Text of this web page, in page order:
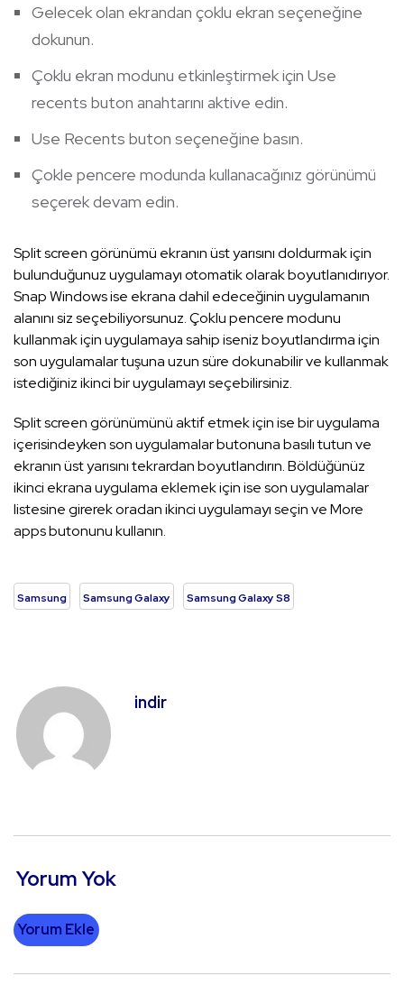
Gelecek olan ekrandan çoklu ekran seçeneğine
dokunun.
Çoklu ekran modunu etkinleştirmek için Use
recents buton anahtarını aktive edin.
Use Recents buton seçeneğine basın.
Çokle pencere modunda kullanacağınız görünümü
seçerek devam edin.
Split screen görünümü ekranın üst yarısını doldurmak için
bulunduğunuz uygulamayı otomatik olarak boyutlanıdırıyor.
Snap Windows ise ekrana dahil edeceğinin uygulamanın
alanını siz seçebiliyorsunuz. Çoklu pencere modunu
kullanmak için uygulamaya sahip iseniz boyutlandırma için
son uygulamalar tuşuna uzun süre dokunabilir ve kullanmak
istediğiniz ikinci bir uygulamayı seçebilirsiniz.
Split screen görünümünü aktif etmek için ise bir uygulama
içerisindeyken son uygulamalar butonuna basılı tutun ve
ekranın üst yarısını tekrardan boyutlandırın. Böldüğünüz
ikinci ekrana uygulama eklemek için ise son uygulamalar
listesine girerek oradan ikinci uygulamayı seçin ve More
apps butonunu kullanın.
Samsung Samsung Galaxy Samsung Galaxy S8
indir
Yorum Yok
Yorum Ekle